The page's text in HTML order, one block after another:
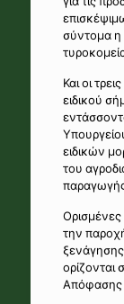
σύντομα η
Και οι
ειδικού
ειδικών
του
Ορισμένες
την
ξενάγησης
ορίζονται
Απόφασης